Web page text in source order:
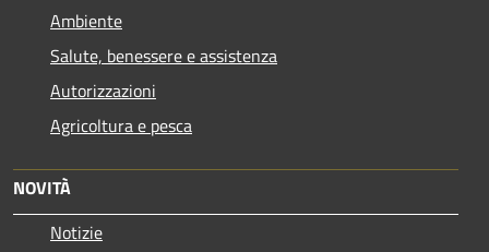
Ambiente
Salute, benessere e assistenza
Autorizzazioni
Agricoltura e pesca
NOVITÀ
Notizie